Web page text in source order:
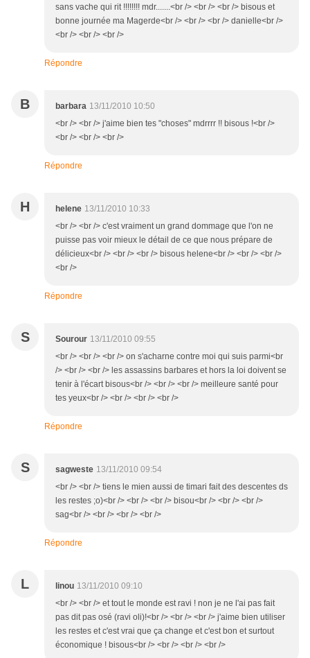
sans vache qui rit !!!!!!!! mdr.......<br /> <br /> <br /> bisous et
bonne journée ma Magerde<br /> <br /> <br /> danielle<br />
<br /> <br /> <br />
Répondre
B barbara 13/11/2010 10:50
<br /> <br /> j'aime bien tes "choses" mdrrrr !! bisous !<br />
<br /> <br /> <br />
Répondre
H helene 13/11/2010 10:33
<br /> <br /> c'est vraiment un grand dommage que l'on ne
puisse pas voir mieux le détail de ce que nous prépare de
délicieux<br /> <br /> <br /> bisous helene<br /> <br /> <br />
<br />
Répondre
S Sourour 13/11/2010 09:55
<br /> <br /> <br /> on s'acharne contre moi qui suis parmi<br
/> <br /> <br /> les assassins barbares et hors la loi doivent se
tenir à l'écart bisous<br /> <br /> <br /> meilleure santé pour
tes yeux<br /> <br /> <br /> <br />
Répondre
S sagweste 13/11/2010 09:54
<br /> <br /> tiens le mien aussi de timari fait des descentes ds
les restes ;o)<br /> <br /> <br /> bisou<br /> <br /> <br />
sag<br /> <br /> <br /> <br />
Répondre
L linou 13/11/2010 09:10
<br /> <br /> et tout le monde est ravi ! non je ne l'ai pas fait
pas dit pas osé (ravi oli)!<br /> <br /> <br /> j'aime bien utiliser
les restes et c'est vrai que ça change et c'est bon et surtout
économique ! bisous<br /> <br /> <br /> <br />